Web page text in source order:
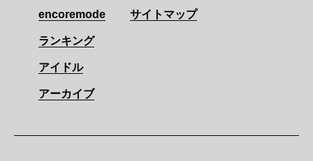
encoremode
ランキング
アイドル
アーカイブ
サイトマップ